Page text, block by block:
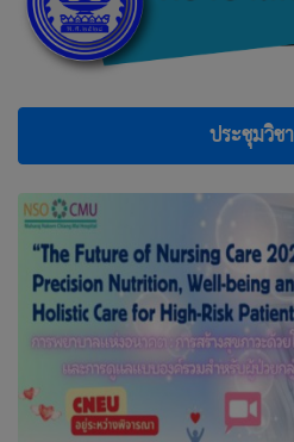
ประชุมวิช